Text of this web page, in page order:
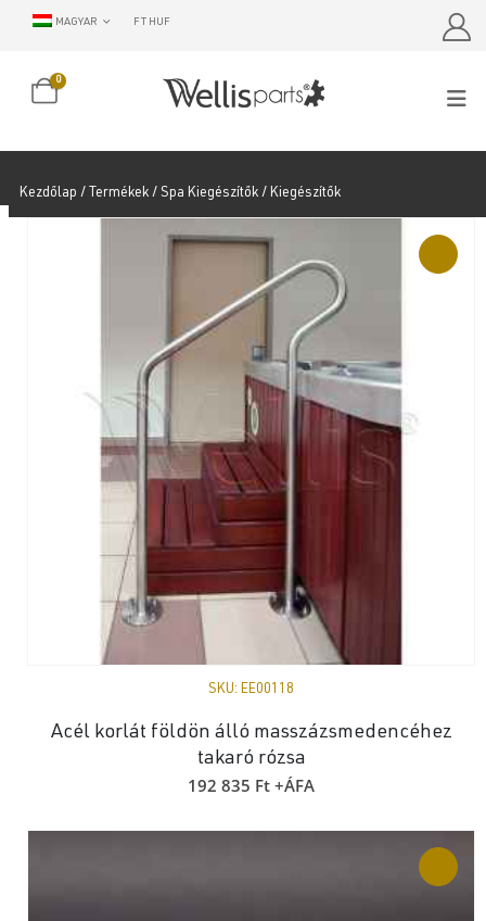
MAGYAR FT HUF
0
Kezdőlap / Termékek/ Spa Kiegészítők/ Kiegészítők
SKU: EE00118
Acél korlát földön álló masszázsmedencéhez
takaró rózsa
192 835 Ft +ÁFA